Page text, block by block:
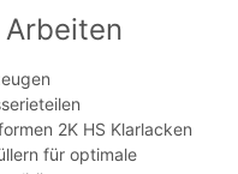
2K HS Klarlacken
für optimale